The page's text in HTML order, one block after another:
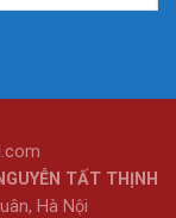
TẤT THỊNH
Hà Nội